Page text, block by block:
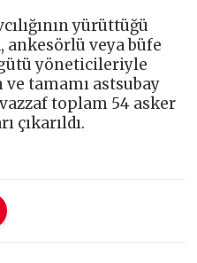
yürüttüğü
ankesörlü veya büfe
yöneticileriyle
tamamı astsubay
toplam 54 asker
çıkarıldı.